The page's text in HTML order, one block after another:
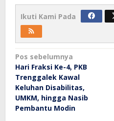
Ikuti Kami Pada
Navigasi
pos
Pos sebelumnya
Hari Fraksi Ke-4, PKB
Trenggalek Kawal
Keluhan Disabilitas,
UMKM, hingga Nasib
Pembantu Modin